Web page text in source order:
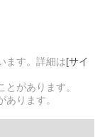
ます。詳細は[サイ
があります。
ります。